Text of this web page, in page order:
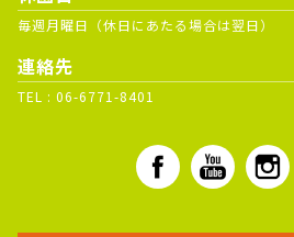
毎週月曜日（休日にあたる場合は翌日）
連絡先
TEL : 06-6771-8401